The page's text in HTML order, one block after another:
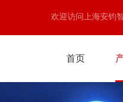
欢迎访问上海安钧
首页